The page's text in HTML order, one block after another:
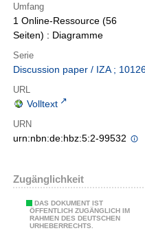
Umfang
1 Online-Ressource (56
Seiten) : Diagramme
Serie
Discussion paper / IZA ;
URL
Volltext
URN
urn:nbn:de:hbz:5:2-99532
Zugänglichkeit
DAS DOKUMENT IST
ÖFFENTLICH ZUGÄNGLICH IM
RAHMEN DES DEUTSCHEN
URHEBERRECHTS.